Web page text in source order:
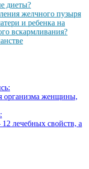
диеты?
желчного пузыря
и ребенка на
вскармливания?
организма женщины,
лечебных свойств, а